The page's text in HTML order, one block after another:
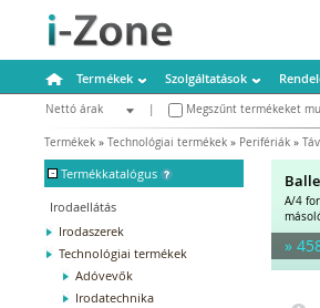
Termékek Szolgáltatások
Nettó árak
Megszűnt termékeket
Termékek » Technológiai termékek » Perifériák »
- Termékkatalógus
Irodaellátás
Irodaszerek
Technológiai termékek
Adóvevők
Irodatechnika
A/4
»